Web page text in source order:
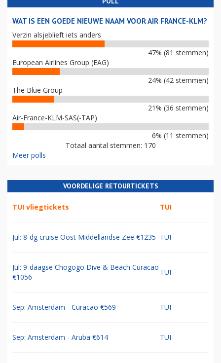
WAT IS EEN GOEDE NIEUWE NAAM VOOR AIR FRANCE-KLM?
Verzin alsjeblieft iets anders
47% (81 stemmen)
European Airlines Group (EAG)
24% (42 stemmen)
The Blue Group
21% (36 stemmen)
Air-France-KLM-SAS(-TAP)
6% (11 stemmen)
Totaal aantal stemmen: 170
Meer polls
VOORDELIGE RETOURTICKETS
TUI vliegtickets TUI
Jul: 8-dg cruise Oost Middellandse Zee €1235 TUI
Jul: 9-daagse Chogogo Dive & Beach Curacao
€1056
TUI
Sep: Amsterdam - Curacao €569 TUI
Sep: Amsterdam - Aruba €614 TUI